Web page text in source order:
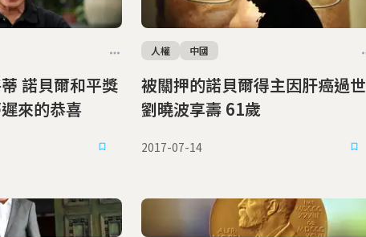
諾貝爾和平獎
來的恭喜
被關押的諾貝爾得主因肝癌過世
劉曉波享壽 61歲
人權 中國
2017-07-14